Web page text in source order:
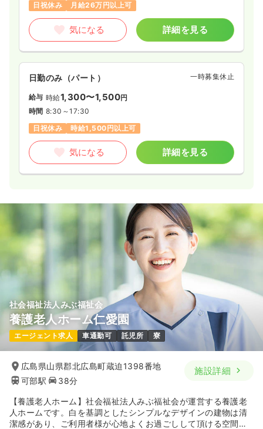
気になる 詳細を見る
日祝休み
月給26万円以上可
気になる 詳細を見る
日勤のみ（パート） 一時募集休止
給与 時給1,300〜1,500円
時間 8:30～17:30
日祝休み
時給1,500円以上可
気になる 詳細を見る
社会福祉法人みぶ福祉会
養護老人ホーム仁愛園
エージェント求人 車通勤可 託児所 寮
広島県山県郡北広島町蔵迫1398番地
可部駅
38分
施設詳細
【養護老人ホーム】社会福祉法人みぶ福祉会が運営する養護老
人ホームです。白を基調としたシンプルなデザインの建物は清
潔感があり、ご利用者様が心地よくお過ごしして頂ける空間と